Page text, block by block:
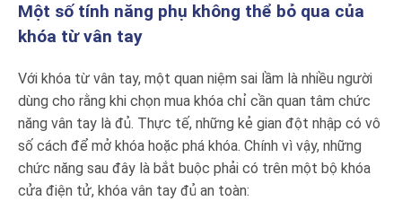
Một số tính năng phụ không thể bỏ qua của
khóa từ vân tay
Với khóa từ vân tay, một quan niệm sai lầm là nhiều người
dùng cho rằng khi chọn mua khóa chỉ cần quan tâm chức
năng vân tay là đủ. Thực tế, những kẻ gian đột nhập có vô
số cách để mở khóa hoặc phá khóa. Chính vì vậy, những
chức năng sau đây là bắt buộc phải có trên một bộ khóa
cửa điện tử, khóa vân tay đủ an toàn: